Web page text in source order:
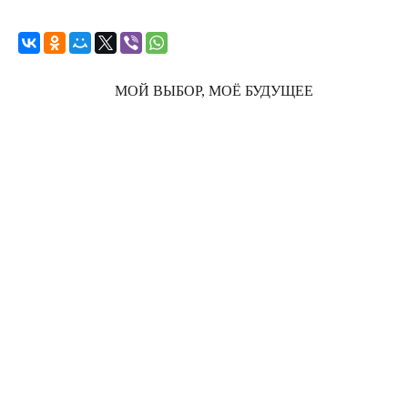
МОЙ ВЫБОР, МОЁ БУДУЩЕЕ